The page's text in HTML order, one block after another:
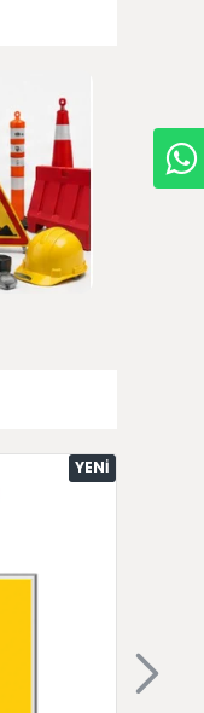
YENI